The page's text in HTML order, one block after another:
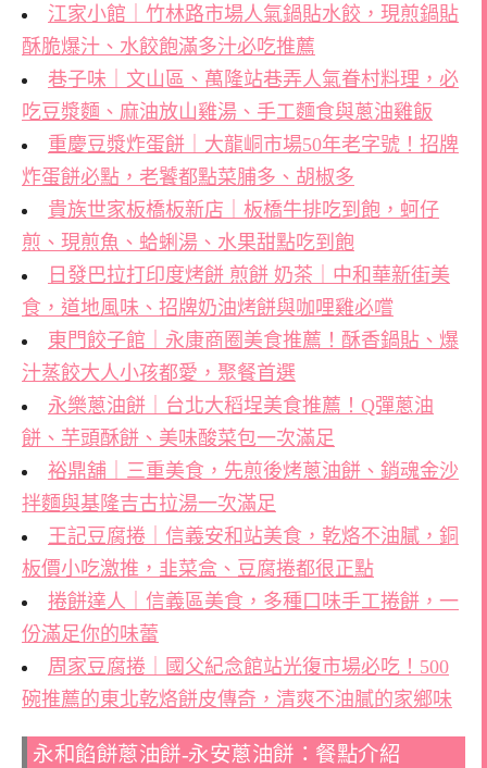
江家小館｜竹林路市場人氣鍋貼水餃，現煎鍋貼
酥脆爆汁、水餃飽滿多汁必吃推薦
巷子味｜文山區、萬隆站巷弄人氣眷村料理，必
吃豆漿麵、麻油放山雞湯、手工麵食與蔥油雞飯
重慶豆漿炸蛋餅｜大龍峒市場50年老字號！招牌
炸蛋餅必點，老饕都點菜脯多、胡椒多
貴族世家板橋板新店｜板橋牛排吃到飽，蚵仔
煎、現煎魚、蛤蜊湯、水果甜點吃到飽
日發巴拉打印度烤餅 煎餅 奶茶｜中和華新街美
食，道地風味、招牌奶油烤餅與咖哩雞必嚐
東門餃子館｜永康商圈美食推薦！酥香鍋貼、爆
汁蒸餃大人小孩都愛，聚餐首選
永樂蔥油餅｜台北大稻埕美食推薦！Q彈蔥油
餅、芋頭酥餅、美味酸菜包一次滿足
裕鼎舖｜三重美食，先煎後烤蔥油餅、銷魂金沙
拌麵與基隆吉古拉湯一次滿足
王記豆腐捲｜信義安和站美食，乾烙不油膩，銅
板價小吃激推，韭菜盒、豆腐捲都很正點
捲餅達人｜信義區美食，多種口味手工捲餅，一
份滿足你的味蕾
周家豆腐捲｜國父紀念館站光復市場必吃！500
碗推薦的東北乾烙餅皮傳奇，清爽不油膩的家鄉味
永和餡餅蔥油餅-永安蔥油餅：餐點介紹